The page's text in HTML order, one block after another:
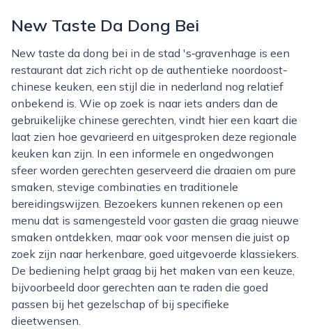
New Taste Da Dong Bei
New taste da dong bei in de stad 's‑gravenhage is een
restaurant dat zich richt op de authentieke noordoost-
chinese keuken, een stijl die in nederland nog relatief
onbekend is. Wie op zoek is naar iets anders dan de
gebruikelijke chinese gerechten, vindt hier een kaart die
laat zien hoe gevarieerd en uitgesproken deze regionale
keuken kan zijn. In een informele en ongedwongen
sfeer worden gerechten geserveerd die draaien om pure
smaken, stevige combinaties en traditionele
bereidingswijzen. Bezoekers kunnen rekenen op een
menu dat is samengesteld voor gasten die graag nieuwe
smaken ontdekken, maar ook voor mensen die juist op
zoek zijn naar herkenbare, goed uitgevoerde klassiekers.
De bediening helpt graag bij het maken van een keuze,
bijvoorbeeld door gerechten aan te raden die goed
passen bij het gezelschap of bij specifieke
dieetwensen.